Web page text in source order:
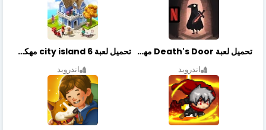
تحميل لعبة Death's Door مهكرة أخر إصدار
اندرويد
تحميل لعبة city island 6 مهكرة أخر إصدار
اندرويد